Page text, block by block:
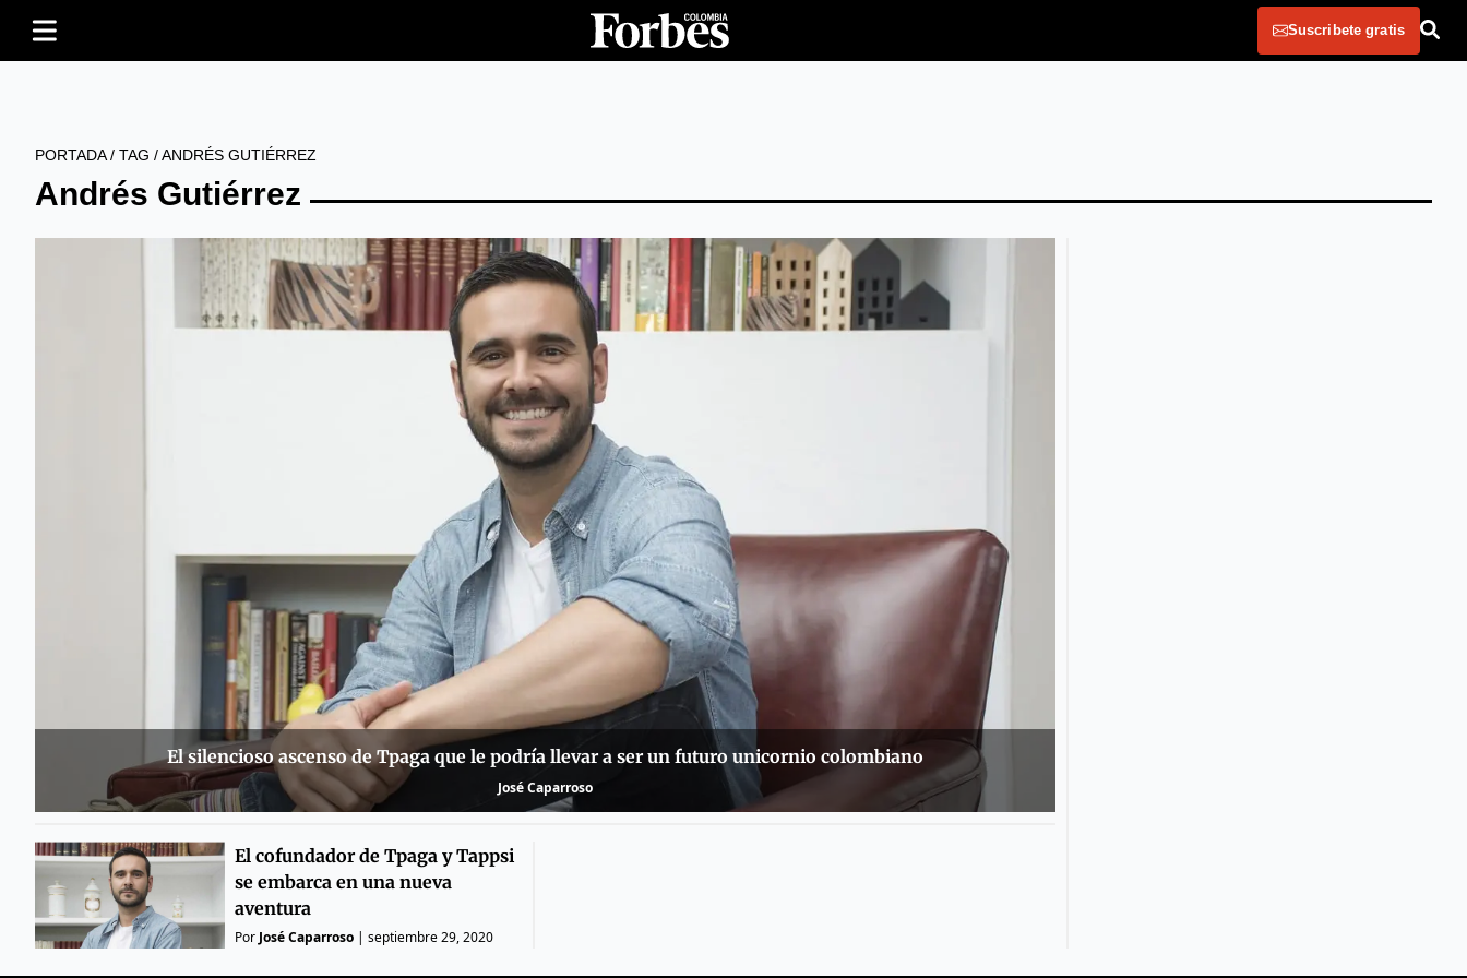
Suscribete gratis
PORTADA/ TAG /ANDRÉS GUTIÉRREZ
Andrés Gutiérrez
El silencioso ascenso de Tpaga que le podría llevar a ser un futuro unicornio colombiano
José Caparroso
El cofundador de Tpaga y Tappsi
se embarca en una nueva
aventura
Por José Caparroso| septiembre 29, 2020